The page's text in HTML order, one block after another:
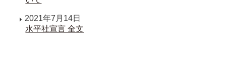
2021年7月14日
水平社宣言 全文